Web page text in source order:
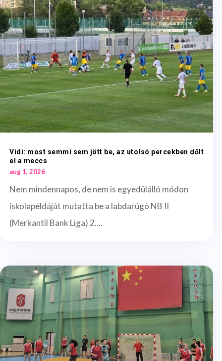
Vidi: most semmi sem jött be, az utolsó percekben dőlt
el a meccs
aug 1, 2026
Nem mindennapos, de nem is egyedülálló módon
iskolapéldáját mutatta be a labdarúgó NB II
(Merkantil Bank Liga) 2....